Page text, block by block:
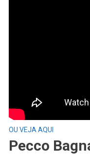
OU VEJA AQUI
Pecco